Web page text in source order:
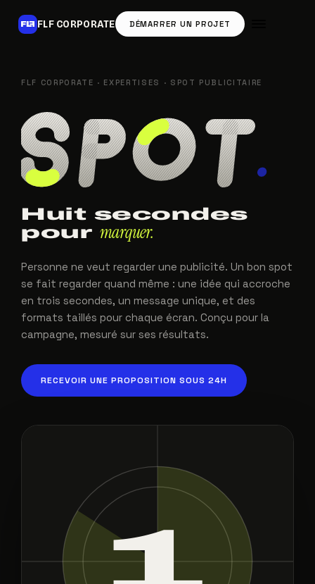
FLF CORPORATE DÉMARRER UN PROJET
FLF CORPORATE · EXPERTISES · SPOT PUBLICITAIRE
Huit secondes
pour marquer.
Personne ne veut regarder une publicité. Un bon spot
se fait regarder quand même : une idée qui accroche
en trois secondes, un message unique, et des
formats taillés pour chaque écran. Conçu pour la
campagne, mesuré sur ses résultats.
RECEVOIR UNE PROPOSITION SOUS 24H